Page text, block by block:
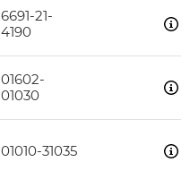
6691-21-
4190
01602-
01030
01010-31035